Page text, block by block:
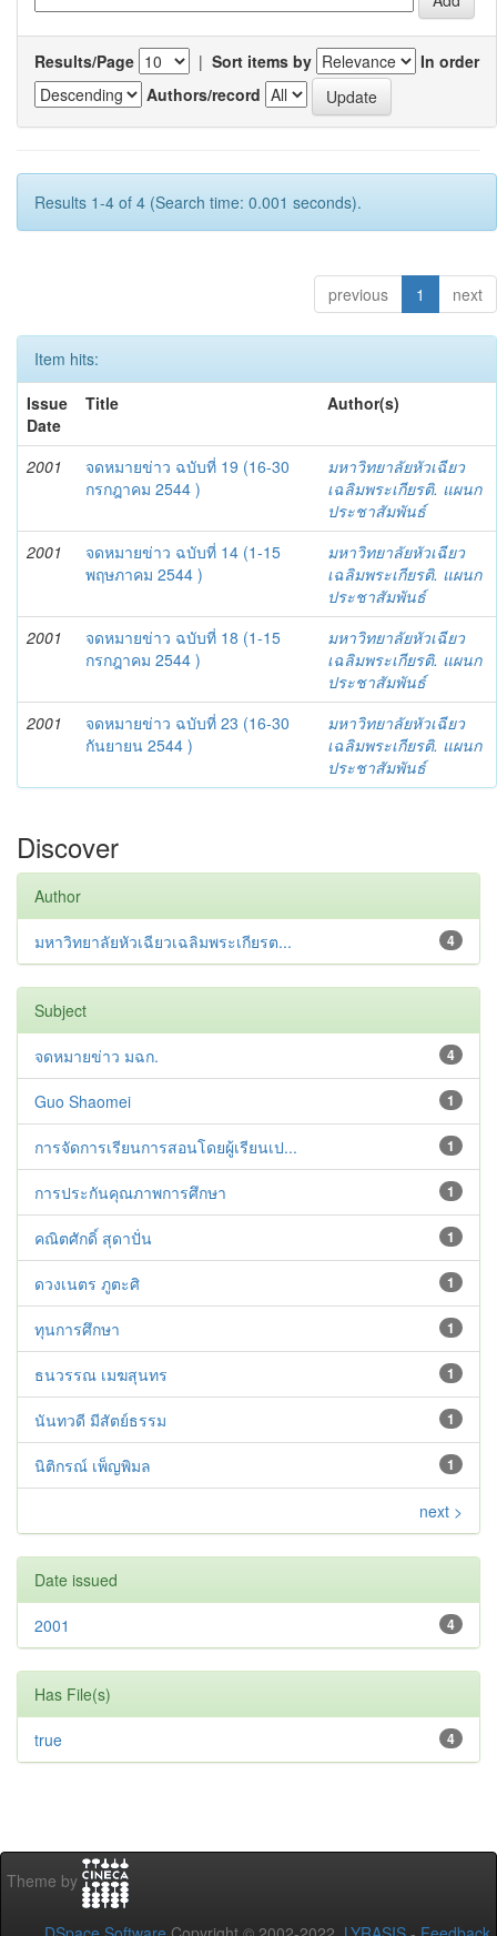
Results/Page | Sort items by
In order
Authors/record
Results 1-4 of 4 (Search time: 0.001 seconds).
previous 1 next
Item hits:
Issue
Date
Title Author(s)
2001
จดหมายข่าว ฉบับที่ 19 (16-30
กรกฎาคม 2544 )
มหาวิทยาลัยหัวเฉียว
เฉลิมพระเกียรติ. แผนก
ประชาสัมพันธ์
2001
จดหมายข่าว ฉบับที่ 14 (1-15
พฤษภาคม 2544 )
มหาวิทยาลัยหัวเฉียว
เฉลิมพระเกียรติ. แผนก
ประชาสัมพันธ์
2001
จดหมายข่าว ฉบับที่ 18 (1-15
กรกฎาคม 2544 )
มหาวิทยาลัยหัวเฉียว
เฉลิมพระเกียรติ. แผนก
ประชาสัมพันธ์
2001
จดหมายข่าว ฉบับที่ 23 (16-30
กันยายน 2544 )
มหาวิทยาลัยหัวเฉียว
เฉลิมพระเกียรติ. แผนก
ประชาสัมพันธ์
Discover
Author
4
มหาวิทยาลัยหัวเฉียวเฉลิมพระเกียรต...
Subject
4
จดหมายข่าว มฉก.
1
Guo Shaomei
1
การจัดการเรียนการสอนโดยผู้เรียนเป...
1
การประกันคุณภาพการศึกษา
1
คณิตศักดิ์ สุดาปั่น
1
ดวงเนตร ภูตะศิ
1
ทุนการศึกษา
1
ธนวรรณ เมฆสุนทร
1
นันทวดี มีสัตย์ธรรม
1
นิติกรณ์ เพ็ญพิมล
next >
Date issued
4
2001
Has File(s)
4
true
Theme by